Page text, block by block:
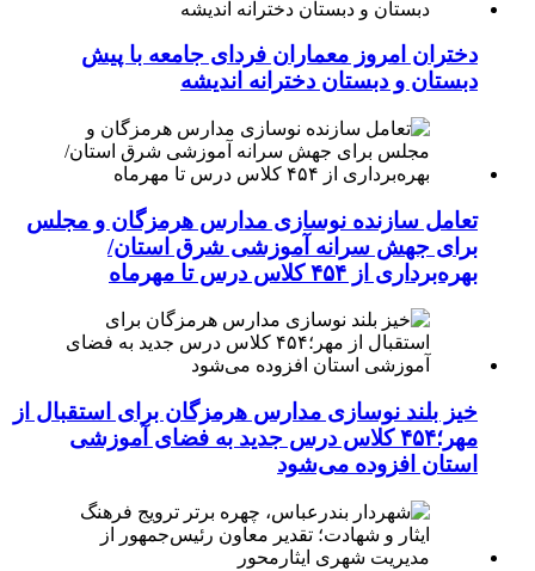
دختران امروز معماران فردای جامعه با پیش
دبستان و دبستان دخترانه اندیشه
تعامل سازنده نوسازی مدارس هرمزگان و مجلس
برای جهش سرانه آموزشی شرق استان/
بهره‌برداری از ۴۵۴ کلاس درس تا مهرماه
خیز بلند نوسازی مدارس هرمزگان برای استقبال از
مهر؛۴۵۴ کلاس درس جدید به فضای آموزشی
استان افزوده می‌شود